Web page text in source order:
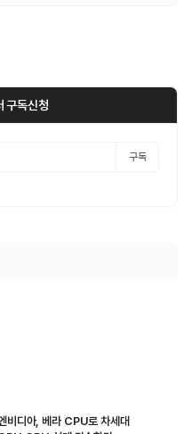
구독신청
구독
비디아, 베라 CPU로 차세대